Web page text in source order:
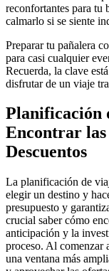
reconfortantes para tu
calmarlo si se siente
Preparar tu pañalera
para casi cualquier
Recuerda, la clave
disfrutar de un viaje
Planificación
Encontrar
Descuentos
La planificación de
elegir un destino y
presupuesto y
crucial saber cómo
anticipación y la
proceso. Al comenzar
una ventana más